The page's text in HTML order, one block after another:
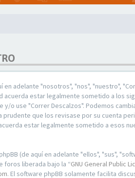
en adelante "nosotros", "nos", "nuestro",
estar legalmente sometido a los
o use "Correr Descalzos". Podemos
que los revisase por su cuenta
estar legalmente sometido a esos
(de aquí en adelante "ellos", "sus",
foros liberada bajo la “GNU General Public
. El software phpBB solamente facilita